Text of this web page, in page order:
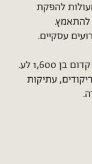
להפקת
להתאמץ.
אירועים עסקיים.
רחבת בית הכנסת העתיק – בין בית כנסת קדום בן 1,600 לע.
הריקודים, עתיקות